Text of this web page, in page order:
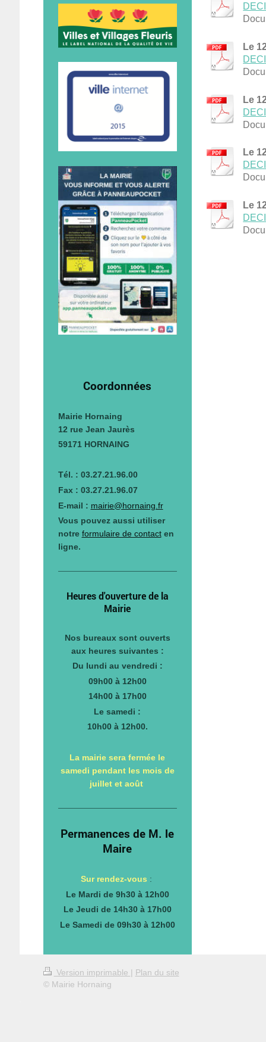
Le
Le
Le
Le
Coordonnées
Mairie Hornaing
12 rue Jean Jaurès
59171 HORNAING
Tél. : 03.27.21.96.00
Fax : 03.27.21.96.07
E-mail : mairie@hornaing.fr
Vous pouvez aussi utiliser
notre formulaire de contacten
ligne.
Heures d'ouverture de la
Mairie
Nos bureaux sont ouverts
aux heures suivantes :
Du lundi au vendredi :
09h00 à 12h00
14h00 à 17h00
Le samedi :
10h00 à 12h00.
La mairie sera fermée le
samedi pendant les mois de
juillet et août
Permanences de M. le
Maire
Sur rendez-vous :
Le Mardi de 9h30 à 12h00
Le Jeudi de 14h30 à 17h00
Le Samedi de 09h30 à 12h00
Version imprimable | Plan du site
© Mairie Hornaing